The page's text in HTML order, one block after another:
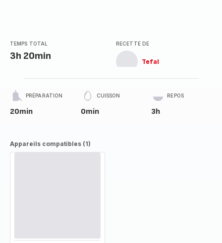
TEMPS TOTAL
3h 20min
RECETTE DE
Tefal
PRÉPARATION
20min
CUISSON
0min
REPOS
3h
Appareils compatibles (1)